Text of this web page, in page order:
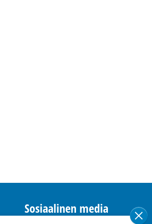
Sosiaalinen media